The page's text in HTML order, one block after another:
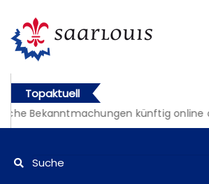
Topaktuell
Bekanntmachungen künftig online